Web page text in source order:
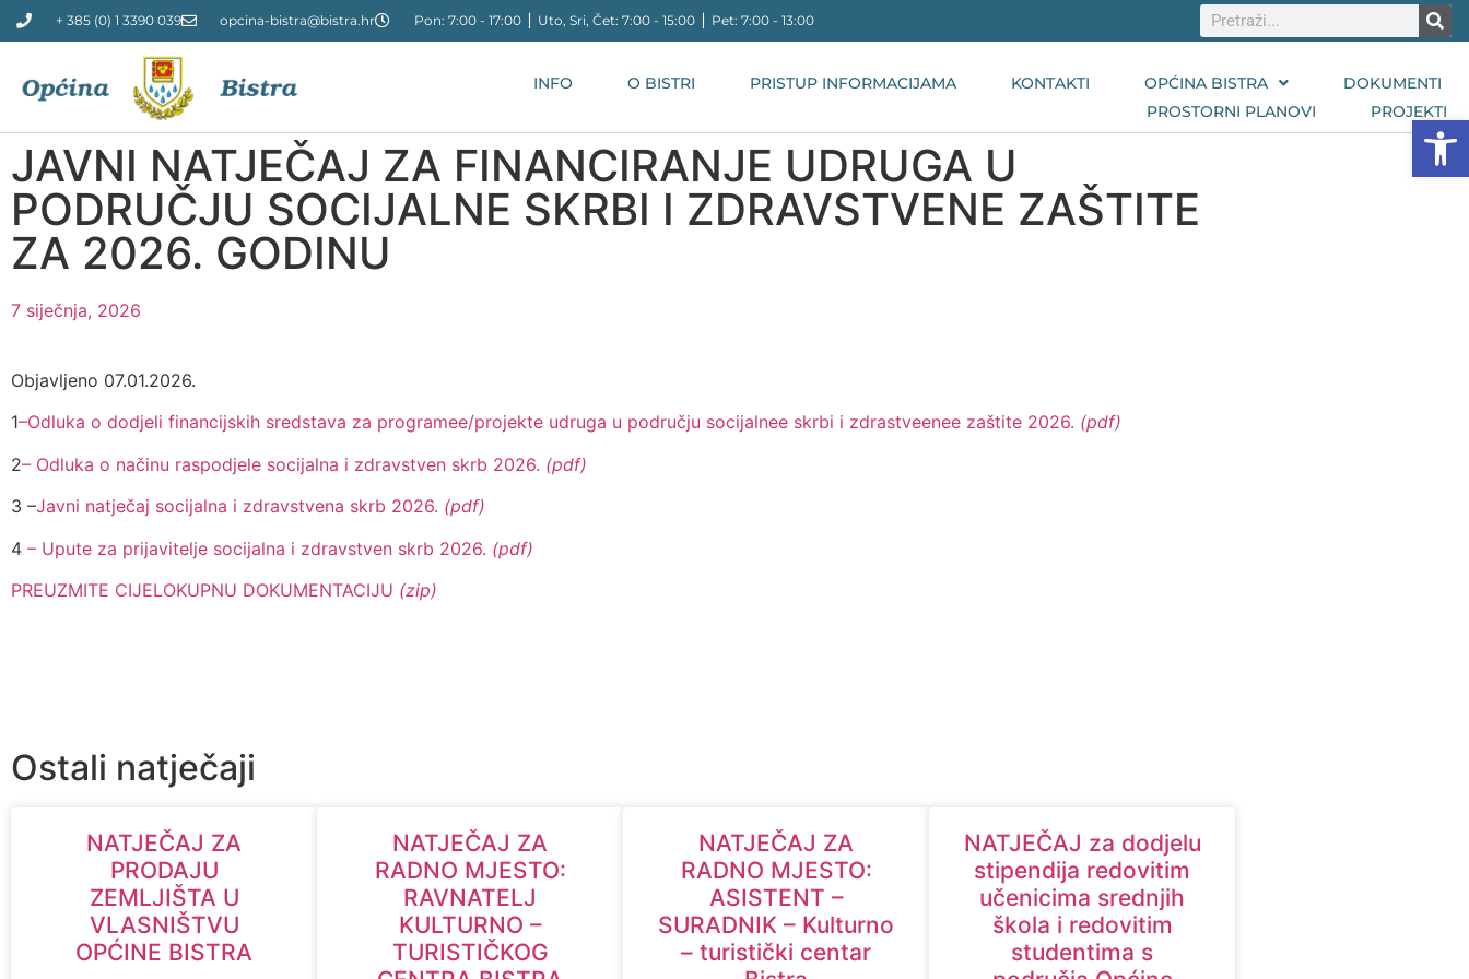
+ 385 (0) 1 3390 039 opcina-bistra@bistra.hr Pon: 7:00 - 17:00 ⎪ Uto, Sri, Čet: 7:00 - 15:00 ⎪ Pet: 7:00 - 13:00
INFO O BISTRI PRISTUP INFORMACIJAMA KONTAKTI OPĆINA BISTRA
DOKUMENTI
PROSTORNI PLANOVI
PROJEKTI
JAVNI NATJEČAJ ZA FINANCIRANJE UDRUGA U
PODRUČJU SOCIJALNE SKRBI I ZDRAVSTVENE ZAŠTITE
ZA 2026. GODINU
7 siječnja, 2026
Objavljeno 07.01.2026.
1–Odluka o dodjeli financijskih sredstava za programee/projekte udruga u području socijalnee skrbi i zdrastveenee zaštite 2026. (pdf)
2– Odluka o načinu raspodjele socijalna i zdravstven skrb 2026. (pdf)
3 –Javni natječaj socijalna i zdravstvena skrb 2026. (pdf)
4 – Upute za prijavitelje socijalna i zdravstven skrb 2026. (pdf)
PREUZMITE CIJELOKUPNU DOKUMENTACIJU (zip)
Ostali natječaji
NATJEČAJ ZA
PRODAJU
ZEMLJIŠTA U
VLASNIŠTVU
OPĆINE BISTRA
NATJEČAJ ZA
RADNO MJESTO:
RAVNATELJ
KULTURNO –
TURISTIČKOG
NATJEČAJ ZA
RADNO MJESTO:
ASISTENT –
SURADNIK – Kulturno
– turistički centar
NATJEČAJ za dodjelu
stipendija redovitim
učenicima srednjih
škola i redovitim
studentima s